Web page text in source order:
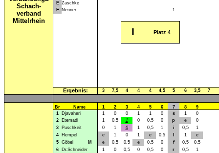
Schach-
verband
Mittelrhein
E Zaschke
E
Nenner 1
I Platz 4
Ergebnis: 3 7,5 4 4 4 4,5 5 6 3,5 7
Br Name 1 2 3 4 5 6 7 8
9
1
Djavaheri 1 0 0 1 1 0 s 1
0
2
Etemadi 1 0,5 1 0 0,5 0 p e
0
3
Puschkeit 0 1 0 1 0,5 1 i 0,5
1
4
Hempel e 1 0 1 e 0,5 1
e
5 Göbel M e 0,5 0,5 e 0,5 0 f 0,5
0,5
6
Dr.Schneider 1 0 0,5 0 0,5 0 r 0,5
1